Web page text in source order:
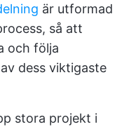
är utformad
så att
och följa
dess viktigaste
stora projekt i